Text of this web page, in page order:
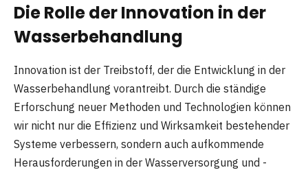
Die Rolle der Innovation in der
Wasserbehandlung
Innovation ist der Treibstoff, der die Entwicklung in der
Wasserbehandlung vorantreibt. Durch die ständige
Erforschung neuer Methoden und Technologien können
wir nicht nur die Effizienz und Wirksamkeit bestehender
Systeme verbessern, sondern auch aufkommende
Herausforderungen in der Wasserversorgung und -